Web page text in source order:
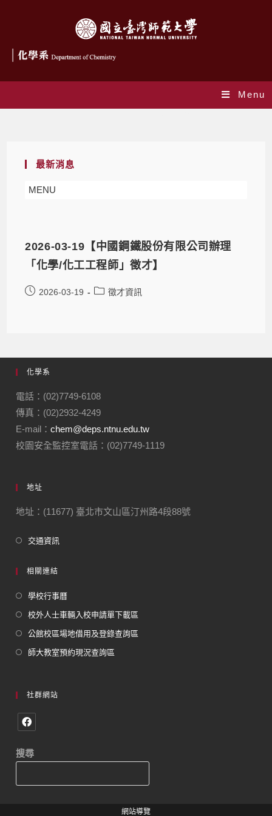
Menu
最新消息
MENU
2026-03-19【中國鋼鐵股份有限公司辦理
「化學/化工工程師」徵才】
2026-03-19 徵才資訊
化學系
電話：(02)7749-6108
傳真：(02)2932-4249
E-mail：chem@deps.ntnu.edu.tw
校園安全監控室電話：(02)7749-1119
地址
地址：(11677) 臺北市文山區汀州路4段88號
交通資訊
相關連結
學校行事曆
校外人士車輛入校申請單下載區
公館校區場地借用及登錄查詢區
師大教室預約現況查詢區
社群網站
搜尋
網站導覽